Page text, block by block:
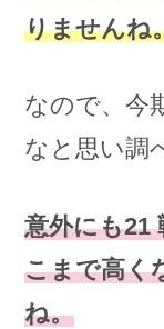
りませんね
なので、今
なと思い調
意外にも21
こまで高く
ね。